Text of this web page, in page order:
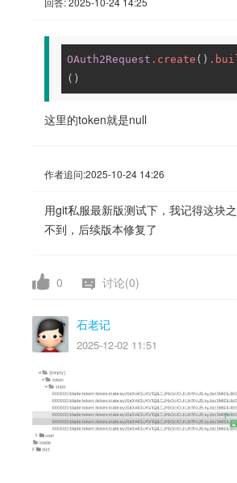
OAuth2Request .create ()
()
这里的token就是null
作者追问:2025-10-24 14:26
用git私服最新版测试下，我记得这块
不到，后续版本修复了
0 讨论(0)
石老记
2025-12-02 11:51